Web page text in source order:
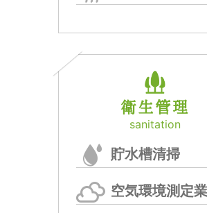
衛生管理
sanitation
貯水槽清掃
空気環境測定